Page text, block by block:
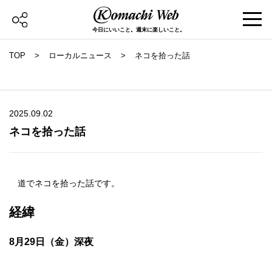
今日にいいこと。週末に楽しいこと。
TOP ローカルニュース ネコを拾った話
2025.09.02
ネコを拾った話
道でネコを拾った話です。
経緯
8月29日（金）深夜